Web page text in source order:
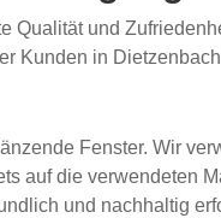
Qualität und
Kunden in
Fenster. Wir
auf die verwendeten
und nachhaltig